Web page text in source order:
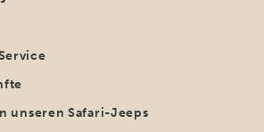
unseren Safari-Jeeps